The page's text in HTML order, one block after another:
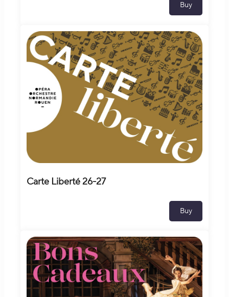
Buy
Carte Liberté 26-27
Buy